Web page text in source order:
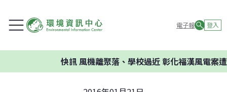
電子報 登入
快訊風機離聚落、學校過近 彰化福漢風電案遭環